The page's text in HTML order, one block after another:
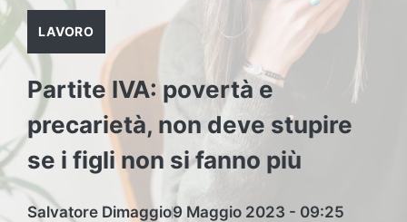
LAVORO
Partite IVA: povertà e
precarietà, non deve stupire
se i figli non si fanno più
Salvatore Dimaggio9 Maggio 2023 - 09:25